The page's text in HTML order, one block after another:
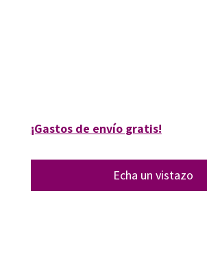
¡Gastos de envío gratis!
Echa un vistazo